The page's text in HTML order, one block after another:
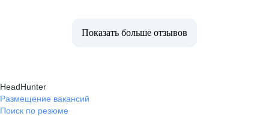
Показать больше отзывов
HeadHunter
Размещение вакансий
Поиск по резюме